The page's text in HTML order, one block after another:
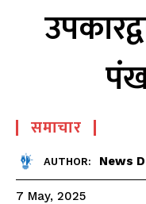
समाचार
AUTHOR: News
7 May, 2025